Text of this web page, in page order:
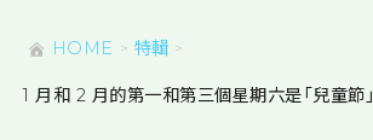
HOME 特輯
1 月和 2 月的第一和第三個星期六是「兒童節」